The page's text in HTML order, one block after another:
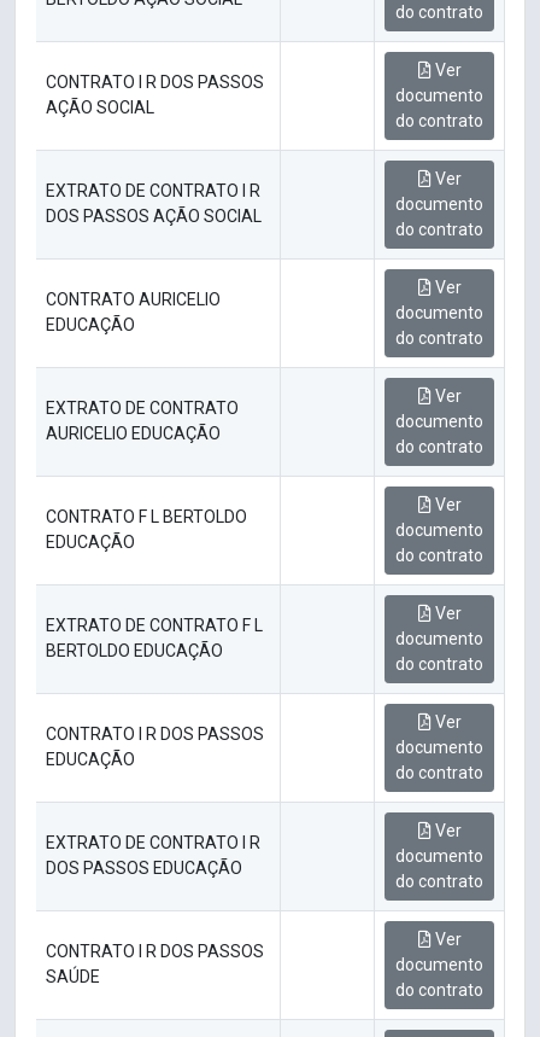
do contrato
CONTRATO I R DOS PASSOS
AÇÃO SOCIAL
Ver
documento
do contrato
EXTRATO DE CONTRATO I R
DOS PASSOS AÇÃO SOCIAL
Ver
documento
do contrato
CONTRATO AURICELIO
EDUCAÇÃO
Ver
documento
do contrato
EXTRATO DE CONTRATO
AURICELIO EDUCAÇÃO
Ver
documento
do contrato
CONTRATO F L BERTOLDO
EDUCAÇÃO
Ver
documento
do contrato
EXTRATO DE CONTRATO F L
BERTOLDO EDUCAÇÃO
Ver
documento
do contrato
CONTRATO I R DOS PASSOS
EDUCAÇÃO
Ver
documento
do contrato
EXTRATO DE CONTRATO I R
DOS PASSOS EDUCAÇÃO
Ver
documento
do contrato
CONTRATO I R DOS PASSOS
SAÚDE
Ver
documento
do contrato